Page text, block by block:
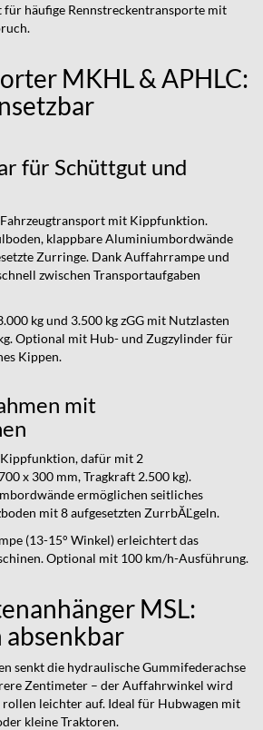
häufige Rennstreckentransporte mit
MKHL& APHLC:
für Schüttgut und
mit Kippfunktion.
klappbare Aluminiumbordwände
Zurringe. Dank Auffahrrampe und
zwischen Transportaufgaben
kg und 3.500 kg zGG mit Nutzlasten
Optional mit Hub- und Zugzylinder für
Kippen.
mit
dafür mit 2
x 300 mm, Tragkraft 2.500 kg).
ermöglichen seitliches
mit 8 aufgesetzten ZurrbĂĽgeln.
(13-15° Winkel) erleichtert das
Optional mit 100 km/h-Ausführung.
MSL:
absenkbar
senkt die hydraulische Gummifederachse
Zentimeter – der Auffahrwinkel wird
rollen leichter auf. Ideal für Hubwagen mit
kleine Traktoren.